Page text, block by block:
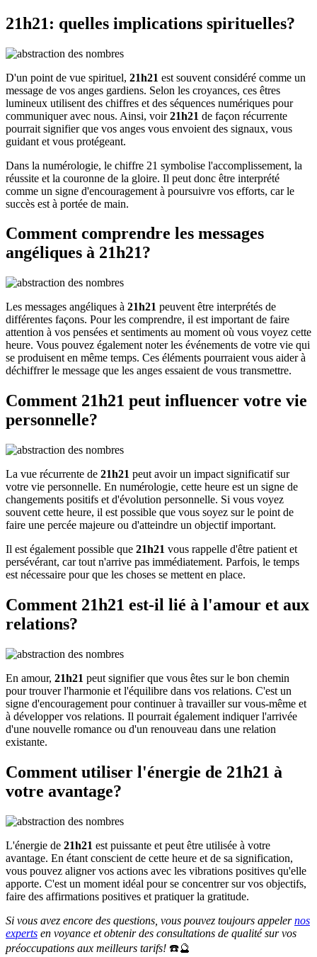
21h21: quelles implications spirituelles?
D'un point de vue spirituel, 21h21 est souvent considéré comme un
message de vos anges gardiens. Selon les croyances, ces êtres
lumineux utilisent des chiffres et des séquences numériques pour
communiquer avec nous. Ainsi, voir21h21 de façon récurrente
pourrait signifier que vos anges vous envoient des signaux, vous
guidant et vous protégeant.
Dans la numérologie, le chiffre 21 symbolise l'accomplissement, la
réussite et la couronne de la gloire. Il peut donc être interprété
comme un signe d'encouragement à poursuivre vos efforts, car le
succès est à portée de main.
Comment comprendre les messages
angéliques à 21h21?
Les messages angéliques à 21h21 peuvent être interprétés de
différentes façons. Pour les comprendre, il est important de faire
attention à vos pensées et sentiments au moment où vous voyez cette
heure. Vous pouvez également noter les événements de votre vie qui
se produisent en même temps. Ces éléments pourraient vous aider à
déchiffrer le message que les anges essaient de vous transmettre.
Comment 21h21 peut influencer votre vie
personnelle?
La vue récurrente de 21h21 peut avoir un impact significatif sur
votre vie personnelle. En numérologie, cette heure est un signe de
changements positifs et d'évolution personnelle. Si vous voyez
souvent cette heure, il est possible que vous soyez sur le point de
faire une percée majeure ou d'atteindre un objectif important.
Il est également possible que 21h21 vous rappelle d'être patient et
persévérant, car tout n'arrive pas immédiatement. Parfois, le temps
est nécessaire pour que les choses se mettent en place.
Comment 21h21 est-il lié à l'amour et aux
relations?
En amour, 21h21 peut signifier que vous êtes sur le bon chemin
pour trouver l'harmonie et l'équilibre dans vos relations. C'est un
signe d'encouragement pour continuer à travailler sur vous-même et
à développer vos relations. Il pourrait également indiquer l'arrivée
d'une nouvelle romance ou d'un renouveau dans une relation
existante.
Comment utiliser l'énergie de 21h21 à
votre avantage?
L'énergie de 21h21 est puissante et peut être utilisée à votre
avantage. En étant conscient de cette heure et de sa signification,
vous pouvez aligner vos actions avec les vibrations positives qu'elle
apporte. C'est un moment idéal pour se concentrer sur vos objectifs,
faire des affirmations positives et pratiquer la gratitude.
Si vous avez encore des questions, vous pouvez toujours appelernos
experts en voyance et obtenir des consultations de qualité sur vos
préoccupations aux meilleurs tarifs! ☎️🔮